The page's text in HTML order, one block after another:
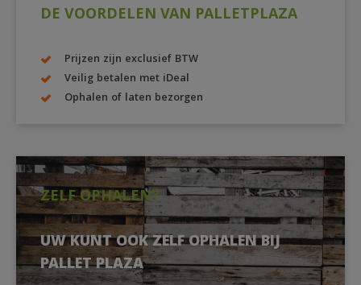
DE VOORDELEN VAN PALLETPLAZA
Prijzen zijn exclusief BTW
Veilig betalen met iDeal
Ophalen of laten bezorgen
ZELF OPHALEN?
UW KUNT OOK ZELF OPHALEN BIJ
PALLET PLAZA